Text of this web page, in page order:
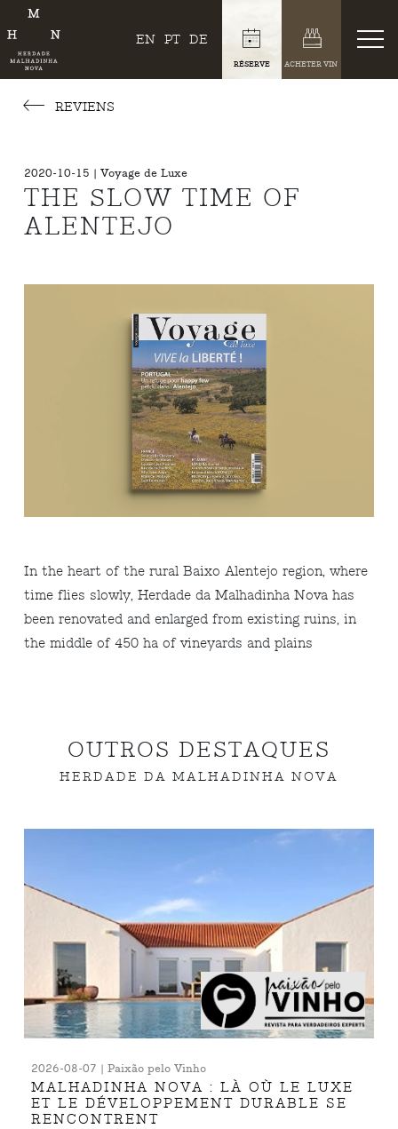
EN PT DE
RÉSERVE ACHETER VIN
REVIENS
2020-10-15 | Voyage de Luxe
THE SLOW TIME OF
ALENTEJO
In the heart of the rural Baixo Alentejo region, where
time flies slowly, Herdade da Malhadinha Nova has
been renovated and enlarged from existing ruins, in
the middle of 450 ha of vineyards and plains
OUTROS DESTAQUES
HERDADE DA MALHADINHA NOVA
2026-08-07 | Paixão pelo Vinho
MALHADINHA NOVA : LÀ OÙ LE LUXE
ET LE DÉVELOPPEMENT DURABLE SE
RENCONTRENT